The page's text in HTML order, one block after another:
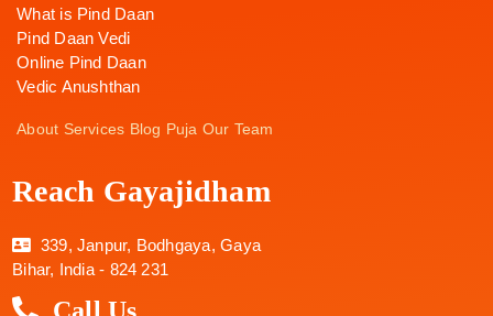
What is Pind Daan
Pind Daan Vedi
Online Pind Daan
Vedic Anushthan
About Services Blog Puja Our Team
Reach Gayajidham
339, Janpur, Bodhgaya, Gaya
Bihar, India - 824 231
Call Us